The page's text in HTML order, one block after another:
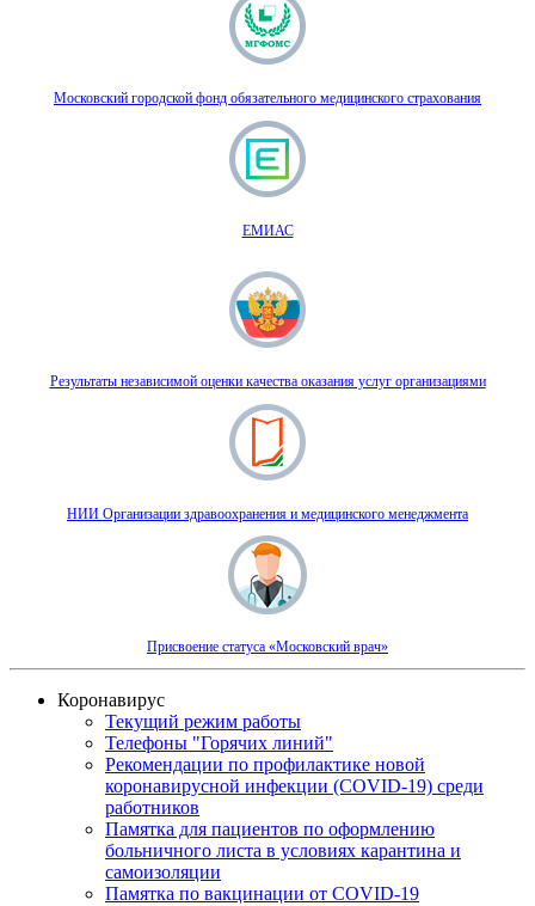
Московский городской фонд обязательного медицинского страхования
ЕМИАС
Результаты независимой оценки качества оказания услуг организациями
НИИ Организации здравоохранения и медицинского менеджмента
Присвоение статуса «Московский врач»
Коронавирус
Текущий режим работы
Телефоны "Горячих линий"
Рекомендации по профилактике новой
коронавирусной инфекции (COVID-19) среди
работников
Памятка для пациентов по оформлению
больничного листа в условиях карантина и
самоизоляции
Памятка по вакцинации от COVID-19